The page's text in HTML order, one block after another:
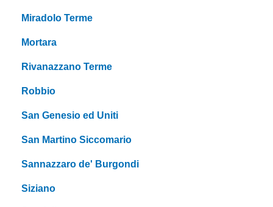
Miradolo Terme
Mortara
Rivanazzano Terme
Robbio
San Genesio ed Uniti
San Martino Siccomario
Sannazzaro de' Burgondi
Siziano